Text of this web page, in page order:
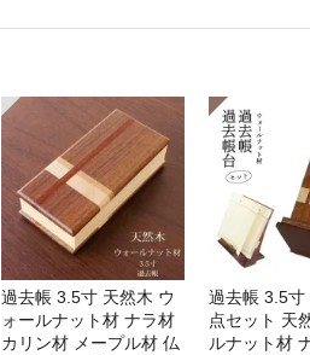
過去帳 3.5寸 天然木 ウ
ォールナット材 ナラ材
カリン材 メープル材 仏
過去帳 3.5寸
点セット 天
ルナット材